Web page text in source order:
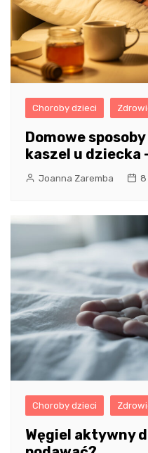
Choroby dzieci
Domowe
kaszel u dziecka
Joanna Zaremba 8
Choroby dzieci
Węgiel aktywny